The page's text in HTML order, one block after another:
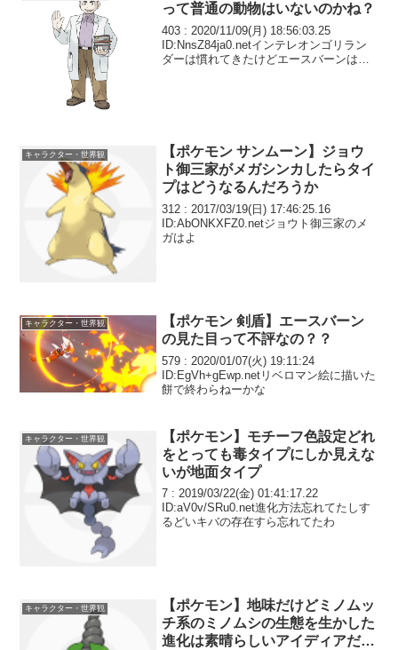
って普通の動物はいないのかね？
403 : 2020/11/09(月) 18:56:03.25
ID:NnsZ84ja0.netインテレオンゴリラン
ダーは慣れてきたけどエースバーンはど
キャラクター・世界観
【ポケモン サンムーン】ジョウ
ト御三家がメガシンカしたらタイ
プはどうなるんだろうか
312 : 2017/03/19(日) 17:46:25.16
ID:AbONKXFZ0.netジョウト御三家のメ
ガはよ
キャラクター・世界観
【ポケモン 剣盾】エースバーン
の見た目って不評なの？？
579 : 2020/01/07(火) 19:11:24
ID:EgVh+gEwp.netリベロマン絵に描いた
餅で終わらねーかな
キャラクター・世界観
【ポケモン】モチーフ色設定どれ
をとっても毒タイプにしか見えな
いが地面タイプ
7 : 2019/03/22(金) 01:41:17.22
ID:aV0v/SRu0.net進化方法忘れてたしす
るどいキバの存在すら忘れてたわ
キャラクター・世界観
【ポケモン】地味だけどミノムッ
チ系のミノムシの生態を生かした
進化は素晴らしいアイディアだと